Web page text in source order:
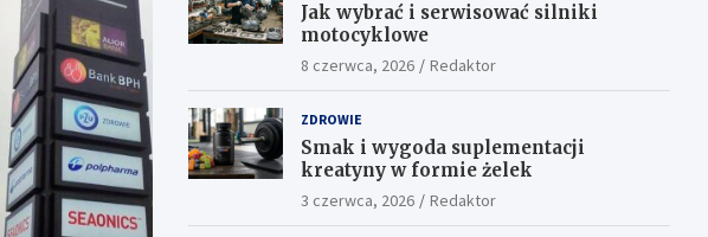
Jak wybrać i serwisować silniki
motocyklowe
8 czerwca, 2026 Redaktor
ZDROWIE
Smak i wygoda suplementacji
kreatyny w formie żelek
3 czerwca, 2026 Redaktor